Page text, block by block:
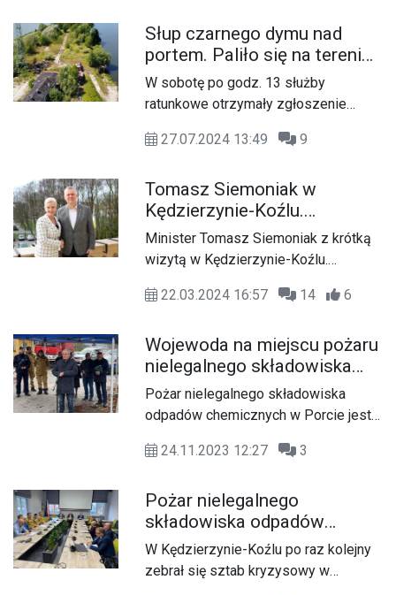
biegnącej nieopodal linii kolejowej.
Wrócono do nich po kilku latach.
Słup czarnego dymu nad
portem. Paliło się na terenie
sąsiadującym z nielegalnym
składowiskiem chemikaliów.
Na miejscu straż pożarna
W sobotę po godz. 13 służby
ratunkowe otrzymały zgłoszenie
Chełmońskiego w Porcie. Słup
kilometrów.
27.07.2024 13:49 9
Tomasz Siemoniak w
Kędzierzynie-Koźlu.
Koordynator służb
specjalnych ma przyjrzeć się
sprawie zablokowanej
inwestycji w porcie
Minister Tomasz Siemoniak z krótką
wizytą w Kędzierzynie-Koźlu.
spotkał się z prezydent Sabiną
była kwestia odblokowania inwestycji
w kozielskim porcie.
22.03.2024 16:57 14 6
Wojewoda na miejscu pożaru
nielegalnego składowiska
odpadów chemicznych w
Porcie. "Powietrze
monitorowane, nie
stwierdzono zagrożenia"
Pożar nielegalnego składowiska
odpadów chemicznych w Porcie jest
W piątek odbył się sztab kryzysowy,
Kłosowski wraz z przedstawicielami
straży pożarnej, policji i służb
środowiskowych udał się na miejsce
zdarzenia.
24.11.2023 12:27 3
Pożar nielegalnego
składowiska odpadów
chemicznych jest dogaszany.
W Kędzierzynie-Koźlu
obradował sztab kryzysowy
W Kędzierzynie-Koźlu po raz kolejny
zebrał się sztab kryzysowy w